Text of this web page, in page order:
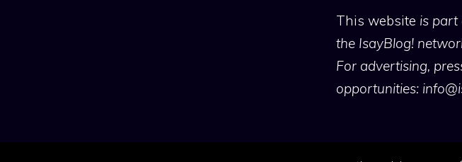
This website is part
the IsayBlog!
For advertising,
opportunities: